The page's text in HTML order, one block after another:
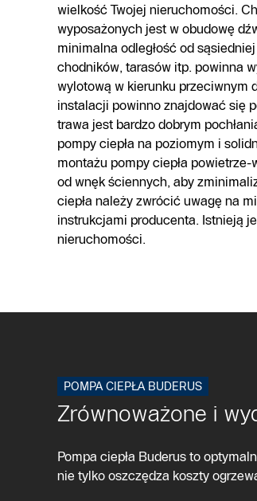
wielkość Twojej nieruchomości.
wyposażonych jest w obudowę
minimalna odległość od
chodników, tarasów itp. powinna
wylotową w kierunku przeciwnym
instalacji powinno znajdować się
trawa jest bardzo dobrym
pompy ciepła na poziomym i
montażu pompy ciepła
od wnęk ściennych, aby
ciepła należy zwrócić uwagę na
instrukcjami producenta. Istnieją
nieruchomości.
POMPA CIEPŁA BUDERUS
Zrównoważone i
Pompa ciepła Buderus to
nie tylko oszczędza koszty